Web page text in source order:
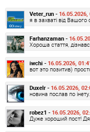
Veter_run - 16.05.2026,
я в захваті від Вашого
Farhanzaman -
Хороша стаття,
iwchi - 16.05.2026,
вот это позитив)
Duxelr - 16.05.2026,
новина послав по інету.
robez1 - 16.05.2026,
Дуже хороший пост!